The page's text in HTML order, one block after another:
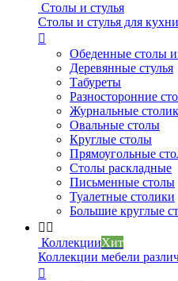
Столы и стулья
Столы и стулья для

Обеденные столы
Деревянные стулья
Табуреты
Разносторонние
Журнальные
Овальные столы
Круглые столы
Прямоугольные
Столы раскладные
Письменные столы
Туалетные столики
Большие круглые
 
КоллекцииХит
Коллекции мебели
